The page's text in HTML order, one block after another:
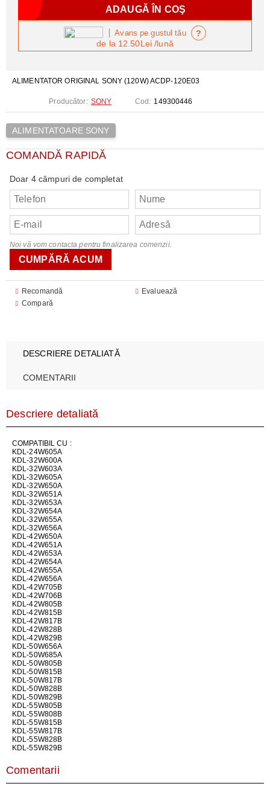
ALIMENTATOR ORIGINAL SONY (120W) ACDP-120E03
Producător: SONY Cod: 149300446
ALIMENTATOARE SONY
COMANDĂ RAPIDĂ
Doar 4 câmpuri de completat
Noi vă vom contacta pentru finalizarea comenzii.
Recomandă
Evaluează
Compară
de la 12.50Lei/lună
Avans pe gustul tău ?
DESCRIERE DETALIATĂ
COMENTARII
Descriere detaliată
COMPATIBIL CU :
KDL-24W605A
KDL-32W600A
KDL-32W603A
KDL-32W605A
KDL-32W650A
KDL-32W651A
KDL-32W653A
KDL-32W654A
KDL-32W655A
KDL-32W656A
KDL-42W650A
KDL-42W651A
KDL-42W653A
KDL-42W654A
KDL-42W655A
KDL-42W656A
KDL-42W705B
KDL-42W706B
KDL-42W805B
KDL-42W815B
KDL-42W817B
KDL-42W828B
KDL-42W829B
KDL-50W656A
KDL-50W685A
KDL-50W805B
KDL-50W815B
KDL-50W817B
KDL-50W828B
KDL-50W829B
KDL-55W805B
KDL-55W808B
KDL-55W815B
KDL-55W817B
KDL-55W828B
KDL-55W829B
Comentarii